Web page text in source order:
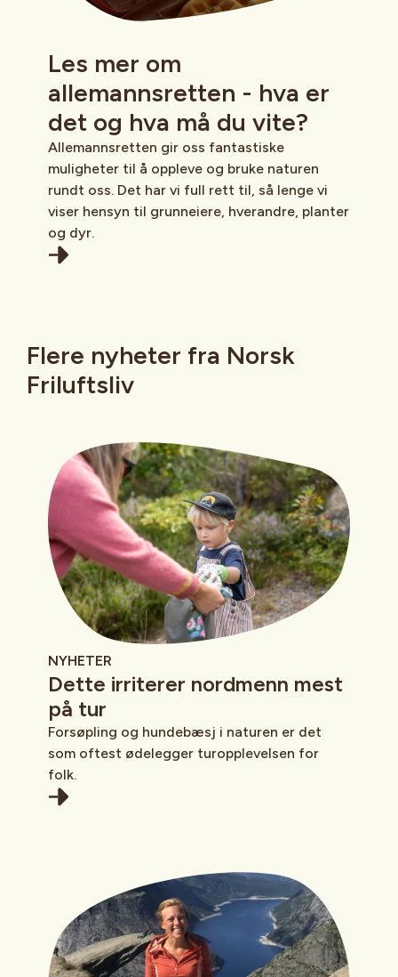
Les mer om
allemannsretten - hva er
det og hva må du vite?
Allemannsretten gir oss fantastiske
muligheter til å oppleve og bruke naturen
rundt oss. Det har vi full rett til, så lenge vi
viser hensyn til grunneiere, hverandre, planter
og dyr.
Flere nyheter fra Norsk
Friluftsliv
NYHETER
Dette irriterer nordmenn mest
på tur
Forsøpling og hundebæsj i naturen er det
som oftest ødelegger turopplevelsen for
folk.